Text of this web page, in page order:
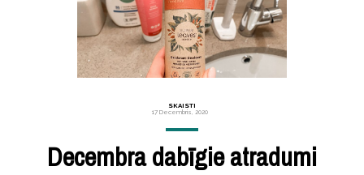
SKAISTI
17 Decembris, 2020
Decembra dabīgie atradumi